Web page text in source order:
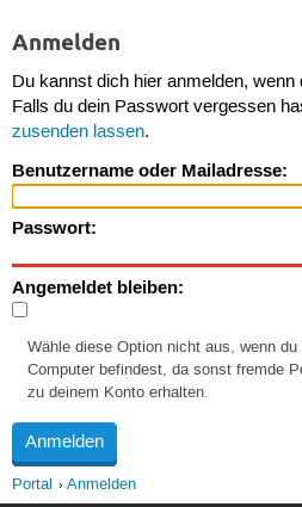
Anmelden
Du kannst dich hier anmelden, wenn
Falls du dein Passwort vergessen
zusenden lassen.
Benutzername oder Mailadresse:
Passwort:
Angemeldet bleiben:
Wähle diese Option nicht aus, wenn
Computer befindest, da sonst fremde
zu deinem Konto erhalten.
Portal Anmelden